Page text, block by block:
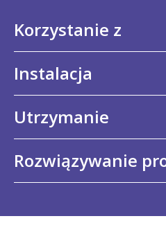
Korzystanie z
Instalacja
Utrzymanie
Rozwiązywanie